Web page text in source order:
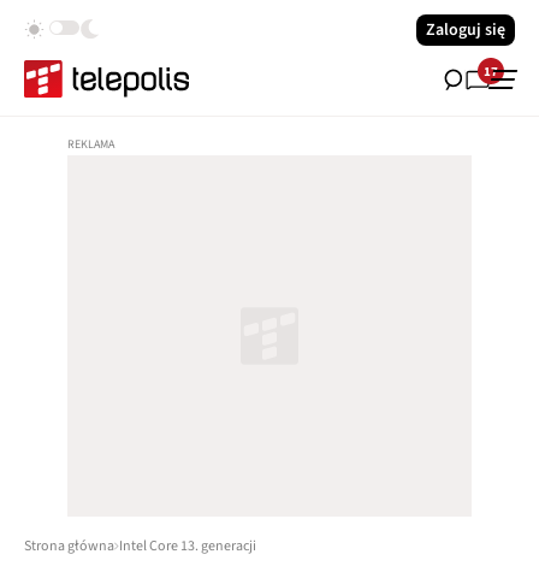
Zaloguj się
17
Strona główna Intel Core 13. generacji